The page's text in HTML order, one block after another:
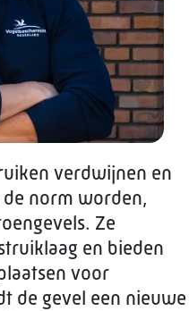
verdwijnen en
norm worden,
Ze
en bieden
voor
de gevel een nieuwe